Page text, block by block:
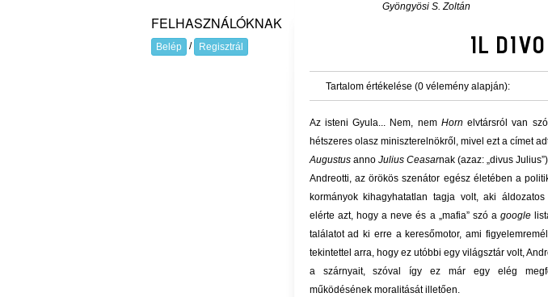
Gyöngyösi S. Zoltán
IL
Tartalom értékelése (0 vélemény alapján):
Az isteni Gyula... Nem, nem Hornelvtársról van
hétszeres olasz miniszterelnökről, mivel ezt a címet
Augustusanno Julius Ceasarnak (azaz: „divus
Andreotti, az örökös szenátor egész életében a
kormányok kihagyhatatlan tagja volt, aki
elérte azt, hogy a neve és a „mafia” szó agoogle
találatot ad ki erre a keresőmotor, ami
tekintettel arra, hogy ez utóbbi egy világsztár volt,
a szárnyait, szóval így ez már egy elég
működésének moralitását illetően.
FELHASZNÁLÓKNAK
Belép / Regisztrál